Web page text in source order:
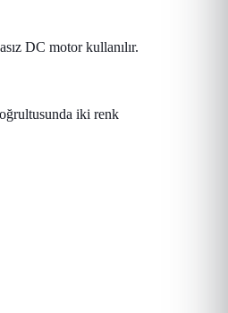
DC motor kullanılır.
iki renk